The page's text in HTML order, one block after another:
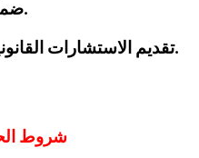
8. ضمان الامتثال القانوني للأنظمة واللوائح المعمول بها.
9. تقديم الاستشارات وإدارة علاقات العمل.
شروط